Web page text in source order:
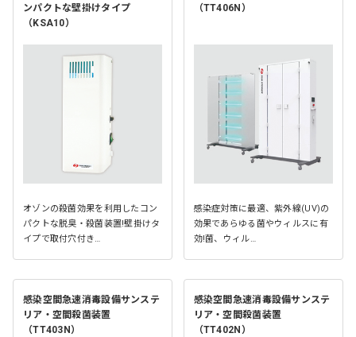
ンパクトな壁掛けタイプ
（KSA10）
オゾンの殺菌効果を利用したコン
パクトな脱臭・殺菌装置!壁掛けタ
イプで取付穴付き…
（TT406N）
感染症対策に最適、紫外線(UV)の
効果であらゆる菌やウィルスに有
効!菌、ウィル…
感染空間急速消毒設備サンステ
リア・空間殺菌装置
（TT403N）
感染空間急速消毒設備サンステ
リア・空間殺菌装置
（TT402N）